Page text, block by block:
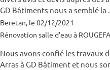
GD Bâtiments nous a semblé la
Beretan, le 02/12/2021
Rénovation salle d’eau à
Nous avons confié les travaux
Arras à GD Bâtiment et nous